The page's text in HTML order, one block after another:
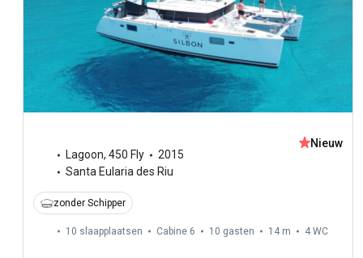
Lagoon, 450 Fly
2015
Santa Eularia des Riu
Nieuw
zonder Schipper
10 slaapplaatsen Cabine 6 10 gasten 14 m 4 WC